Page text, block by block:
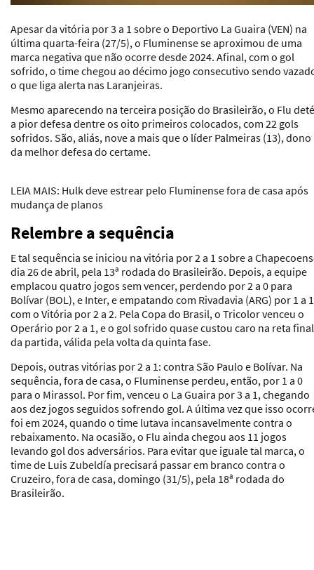
Apesar da vitória por 3 a 1 sobre o Deportivo La Guaira (VEN) na
última quarta-feira (27/5), o Fluminense se aproximou de uma
marca negativa que não ocorre desde 2024. Afinal, com o gol
sofrido, o time chegou ao décimo jogo consecutivo sendo
o que liga alerta nas Laranjeiras.
Mesmo aparecendo na terceira posição do Brasileirão, o Flu
a pior defesa dentre os oito primeiros colocados, com 22 gols
sofridos. São, aliás, nove a mais que o líder Palmeiras (13), dono
da melhor defesa do certame.
LEIA MAIS: Hulk deve estrear pelo Fluminense fora de casa após
mudança de planos
Relembre a sequência
E tal sequência se iniciou na vitória por 2 a 1 sobre a
dia 26 de abril, pela 13ª rodada do Brasileirão. Depois, a equipe
emplacou quatro jogos sem vencer, perdendo por 2 a 0 para
Bolívar (BOL), e Inter, e empatando com Rivadavia (ARG) por 1 a
com o Vitória por 2 a 2. Pela Copa do Brasil, o Tricolor venceu o
Operário por 2 a 1, e o gol sofrido quase custou caro na reta final
da partida, válida pela volta da quinta fase.
Depois, outras vitórias por 2 a 1: contra São Paulo e Bolívar. Na
sequência, fora de casa, o Fluminense perdeu, então, por 1 a 0
para o Mirassol. Por fim, venceu o La Guaira por 3 a 1, chegando
aos dez jogos seguidos sofrendo gol. A última vez que isso
foi em 2024, quando o time lutava incansavelmente contra o
rebaixamento. Na ocasião, o Flu ainda chegou aos 11 jogos
levando gol dos adversários. Para evitar que iguale tal marca, o
time de Luis Zubeldía precisará passar em branco contra o
Cruzeiro, fora de casa, domingo (31/5), pela 18ª rodada do
Brasileirão.